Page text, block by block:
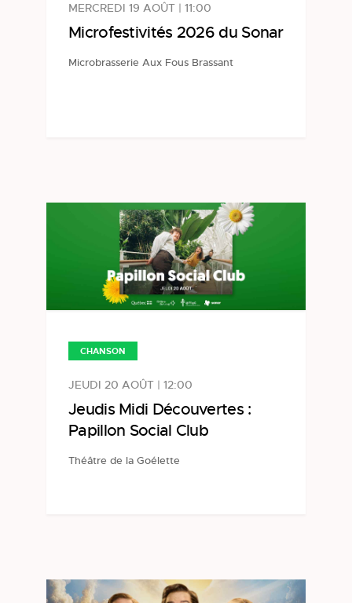
MERCREDI 19 AOÛT | 11:00
Microfestivités 2026 du Sonar
Microbrasserie Aux Fous Brassant
CHANSON
JEUDI 20 AOÛT | 12:00
Jeudis Midi Découvertes :
Papillon Social Club
Théâtre de la Goélette